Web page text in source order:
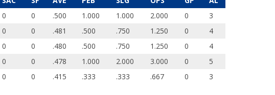
0 0 .500 1.000 1.000 2.000 0
3
0 0 .481 .500 .750 1.250 0
4
0 0 .480 .500 .750 1.250 0
4
0 0 .478 1.000 2.000 3.000 0
5
0 0 .415 .333 .333 .667 0 3